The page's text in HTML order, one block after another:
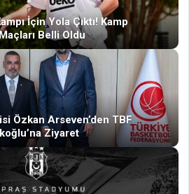
İçin Yola Çıktı! Kamp
Belli Oldu
Özkan Arseven’den TBF
Ziyaret